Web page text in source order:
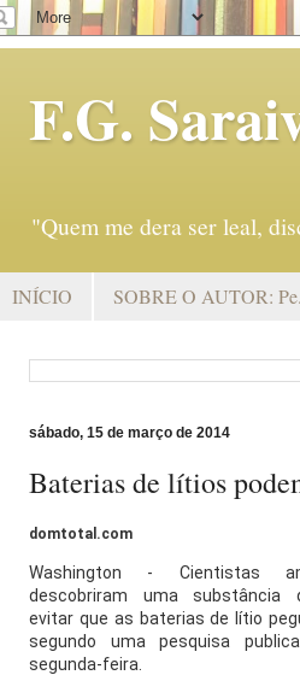
F.G.
"Quem me dera ser leal,
INÍCIO SOBRE O AUTOR:
sábado, 15 de março de 2014
Baterias de lítios
domtotal.com
Washington - Cientistas
descobriram uma substância
evitar que as baterias de lítio
segundo uma pesquisa
segunda-feira.